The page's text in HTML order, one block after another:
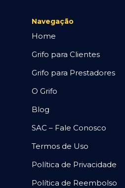
Navegação
Home
Grifo para Clientes
Grifo para Prestadores
O Grifo
Blog
SAC – Fale Conosco
Termos de Uso
Política de Privacidade
Política de Reembolso